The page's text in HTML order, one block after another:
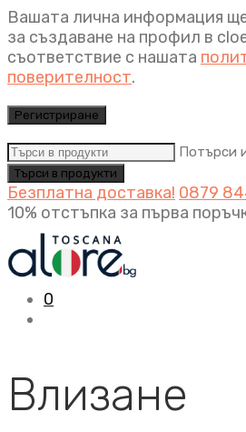
Вашата лична информация
за създаване на профил в
съответствие с нашата
поверителност.
Регистриране
Потърси
Безплатна доставка! 0879
10% отстъпка за първа
0
Влизане